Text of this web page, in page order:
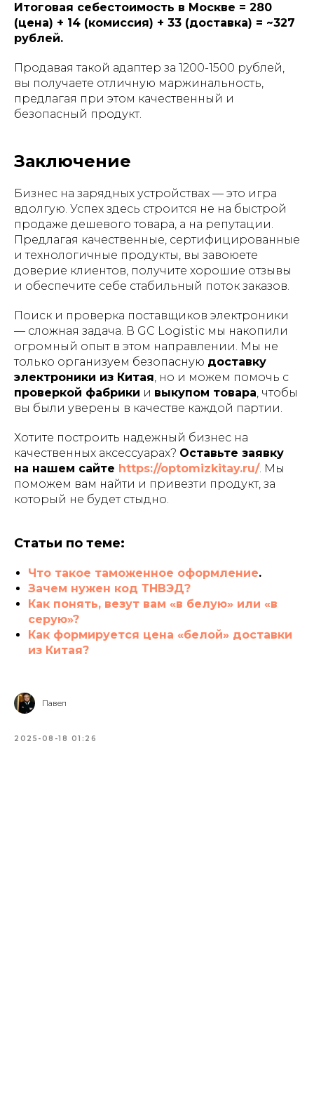
Итоговая себестоимость в Москве = 280
(цена) + 14 (комиссия) + 33 (доставка) = ~327
рублей.
Продавая такой адаптер за 1200-1500 рублей,
вы получаете отличную маржинальность,
предлагая при этом качественный и
безопасный продукт.
Заключение
Бизнес на зарядных устройствах — это игра
вдолгую. Успех здесь строится не на быстрой
продаже дешевого товара, а на репутации.
Предлагая качественные, сертифицированные
и технологичные продукты, вы завоюете
доверие клиентов, получите хорошие отзывы
и обеспечите себе стабильный поток заказов.
Поиск и проверка поставщиков электроники
— сложная задача. В GC Logistic мы накопили
огромный опыт в этом направлении. Мы не
только организуем безопасную доставку
электроники из Китая, но и можем помочь с
проверкой фабрики и выкупом товара, чтобы
вы были уверены в качестве каждой партии.
Хотите построить надежный бизнес на
качественных аксессуарах? Оставьте заявку
на нашем сайте https://optomizkitay.ru/. Мы
поможем вам найти и привезти продукт, за
который не будет стыдно.
Статьи по теме:
Что такое таможенное оформление.
Зачем нужен код ТНВЭД?
Как понять, везут вам «в белую» или «в
серую»?
Как формируется цена «белой» доставки
из Китая?
Павел
2025-08-18 01:26